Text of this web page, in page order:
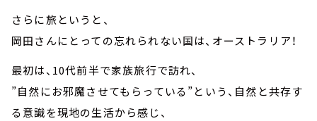
さらに旅というと、
岡田さんにとっての忘れられない国は、オーストラリア！
最初は、10代前半で家族旅行で訪れ、
”自然にお邪魔させてもらっている”という、自然と共存す
る意識を現地の生活から感じ、